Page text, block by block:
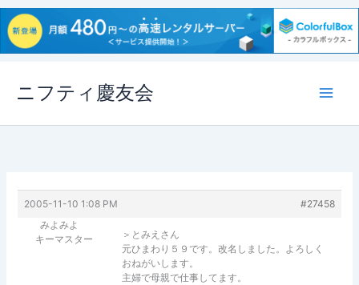
ス
ニフティ慶友会
2005-11-10 1:08 PM
#27458
みよみよ
キーマスター
＞とみえさん
元ひまわり５９です。改名しました。よろしく
おねがいします。
主婦で母親で仕事してます。